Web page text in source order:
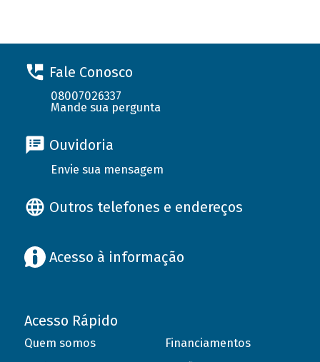
Fale Conosco
08007026337
Mande sua pergunta
Ouvidoria
Envie sua mensagem
Outros telefones e endereços
Acesso à informação
Acesso Rápido
Quem somos
Financiamentos